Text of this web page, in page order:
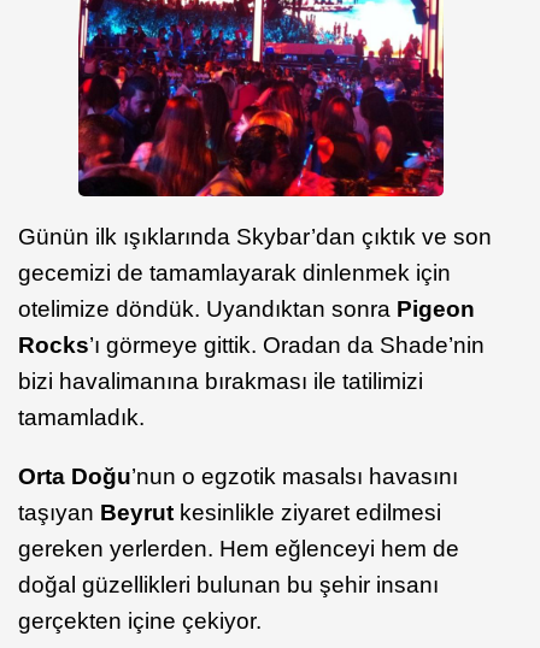
Günün ilk ışıklarında Skybar’dan çıktık ve son
gecemizi de tamamlayarak dinlenmek için
otelimize döndük. Uyandıktan sonra Pigeon
Rocks’ı görmeye gittik. Oradan da Shade’nin
bizi havalimanına bırakması ile tatilimizi
tamamladık.
Orta Doğu’nun o egzotik masalsı havasını
taşıyan Beyrut kesinlikle ziyaret edilmesi
gereken yerlerden. Hem eğlenceyi hem de
doğal güzellikleri bulunan bu şehir insanı
gerçekten içine çekiyor.